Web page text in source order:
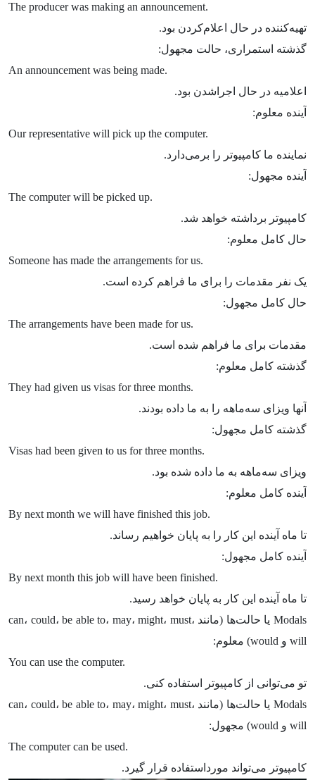
The producer was making an announcement.
تهیه‌کننده در حال اعلام‌کردن بود.
گذشته استمراری، حالت مجهول:
An announcement was being made.
اعلامیه در حال اجراشدن بود.
آینده معلوم:
Our representative will pick up the computer.
نماینده ما کامپیوتر را برمی‌دارد.
آینده مجهول:
The computer will be picked up.
کامپیوتر برداشته خواهد شد.
حال کامل معلوم:
Someone has made the arrangements for us.
یک نفر مقدمات را برای ما فراهم کرده است.
حال کامل مجهول:
The arrangements have been made for us.
مقدمات برای ما فراهم شده است.
گذشته کامل معلوم:
They had given us visas for three months.
آنها ویزای سه‌ماهه را به ما داده بودند.
گذشته کامل مجهول:
Visas had been given to us for three months.
ویزای سه‌ماهه به ما داده شده بود.
آینده کامل معلوم:
By next month we will have finished this job.
تا ماه آینده این کار را به پایان خواهیم رساند.
آینده کامل مجهول:
By next month this job will have been finished.
تا ماه آینده این کار به پایان خواهد رسید.
Modals یا حالت‌ها (مانند can، could، be able to، may، might، must،
will و would) معلوم:
You can use the computer.
تو می‌توانی از کامپیوتر استفاده کنی.
Modals یا حالت‌ها (مانند can، could، be able to، may، might، must،
will و would) مجهول:
The computer can be used.
کامپیوتر می‌تواند مورداستفاده قرار گیرد.